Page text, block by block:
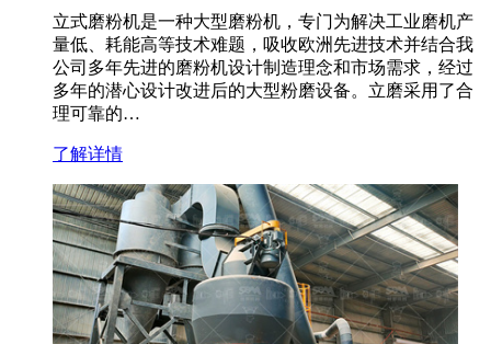
立式磨粉机是一种大型磨粉机，专门为解决工业磨机产
量低、耗能高等技术难题，吸收欧洲先进技术并结合我
公司多年先进的磨粉机设计制造理念和市场需求，经过
多年的潜心设计改进后的大型粉磨设备。立磨采用了合
理可靠的…
了解详情